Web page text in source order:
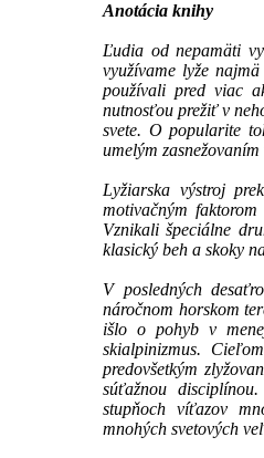
Anotácia knihy
Ľudia od nepamäti
využívame lyže
používali pred viac
nutnosťou prežiť v
svete. O popularite
umelým
Lyžiarska výstroj
motivačným
Vznikali špeciálne
klasický beh a skoky
V posledných
náročnom horskom
išlo o pohyb v
skialpinizmus.
predovšetkým
súťažnou
stupňoch víťazov
mnohých svetových